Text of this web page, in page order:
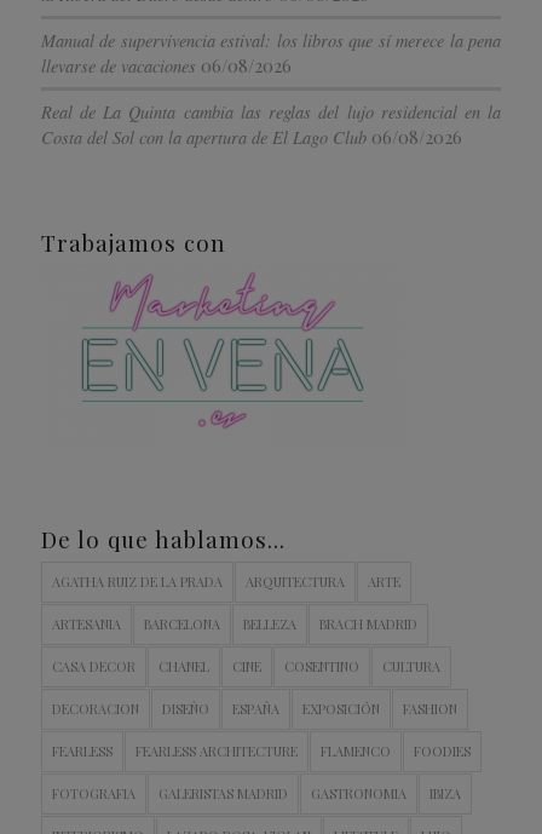
Manual de supervivencia estival: los libros que sí merece la pena
llevarse de vacaciones 06/08/2026
Real de La Quinta cambia las reglas del lujo residencial en la
Costa del Sol con la apertura de El Lago Club 06/08/2026
Trabajamos con
De lo que hablamos…
AGATHA RUIZ DE LA PRADA ARQUITECTURA ARTE
ARTESANIA BARCELONA BELLEZA BRACH MADRID
CASA DECOR CHANEL CINE COSENTINO CULTURA
DECORACION DISEÑO ESPAÑA EXPOSICIÓN FASHION
FEARLESS FEARLESS ARCHITECTURE FLAMENCO FOODIES
FOTOGRAFIA GALERISTAS MADRID GASTRONOMIA IBIZA